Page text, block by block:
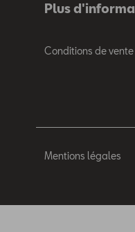
Plus
Conditions de vente
Mentions légales